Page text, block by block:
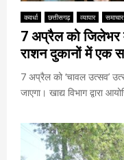
कवर्धा छत्तीसगढ़ व्यापार समाचार
7 अप्रैल को जिलेभर
राशन दुकानों में एक
7 अप्रैल को ‘चावल उत्सव’
जाएगा। खाद्य विभाग द्वारा